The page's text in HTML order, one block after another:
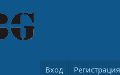
Вход Регистрация